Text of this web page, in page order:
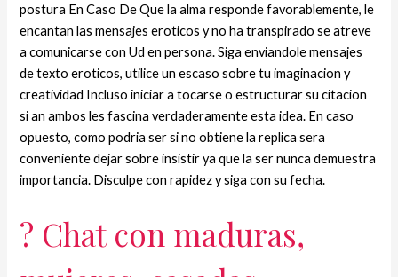
postura En Caso De Que la alma responde favorablemente, le
encantan las mensajes eroticos y no ha transpirado se atreve
a comunicarse con Ud en persona. Siga enviandole mensajes
de texto eroticos, utilice un escaso sobre tu imaginacion y
creatividad Incluso iniciar a tocarse o estructurar su citacion
si an ambos les fascina verdaderamente esta idea. En caso
opuesto, como podri­a ser si no obtiene la replica sera
conveniente dejar sobre insistir ya que la ser nunca demuestra
importancia. Disculpe con rapidez y siga con su fecha.
? Chat con maduras,